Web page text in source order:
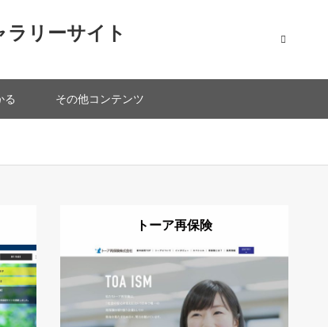
リーサイト
る その他コンテンツ
トーア再保険